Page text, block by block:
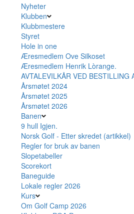
Nyheter
Klubben
Klubbmestere
Styret
Hole in one
Æresmedlem Ove Silkoset
Æresmedlem Henrik Lòrange.
AVTALEVILKÅR VED BESTILLING
Årsmøtet 2024
Årsmøtet 2025
Årsmøtet 2026
Banen
9 hull Igjen.
Norsk Golf - Etter skredet (artikkel)
Regler for bruk av banen
Slopetabeller
Scorekort
Baneguide
Lokale regler 2026
Kurs
Om Golf Camp 2026